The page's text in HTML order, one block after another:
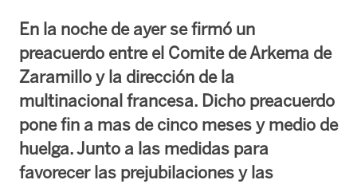
En la noche de ayer se firmó un
preacuerdo entre el Comite de Arkema de
Zaramillo y la dirección de la
multinacional francesa. Dicho preacuerdo
pone fin a mas de cinco meses y medio de
huelga. Junto a las medidas para
favorecer las prejubilaciones y las